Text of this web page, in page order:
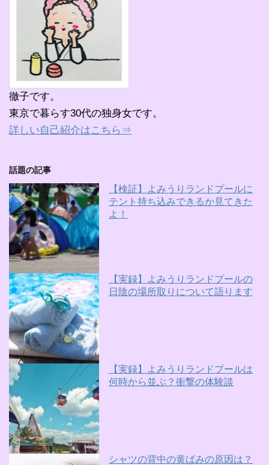
徹子です。
東京で暮らす30代の独身女です。
詳しい自己紹介はこちら⇒
話題の記事
【検証】よみうりランドプールに
テント持ち込みできるか見てきた
よ！
【実録】よみうりランドプールの
日陰の場所取りについて語ります
【実録】よみうりランドプールは
何時から並ぶ？衝撃の体験談
シャツの背中の黄ばみの原因は？